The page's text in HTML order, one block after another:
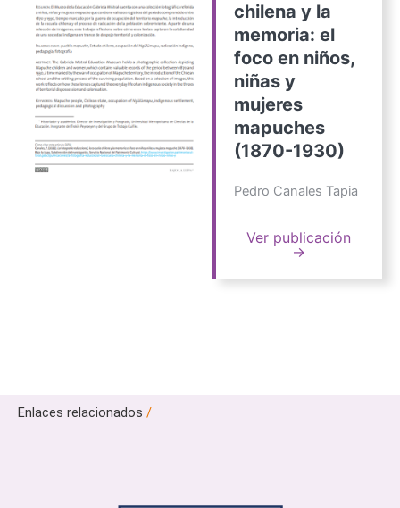
chilena y la
memoria: el
foco en niños,
niñas y
mujeres
mapuches
(1870-1930)
Pedro Canales Tapia
Ver publicación
→
Enlaces relacionados /